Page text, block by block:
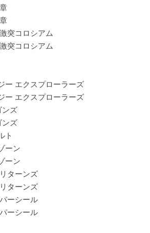
突コロシアム
突コロシアム
ー エクスプローラーズ
ー エクスプローラーズ
ンズ
ンズ
ト
ーン
ーン
ターンズ
ターンズ
ーシール
ーシール